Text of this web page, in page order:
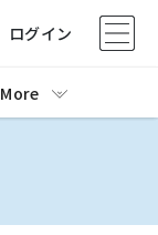
ログイン
More